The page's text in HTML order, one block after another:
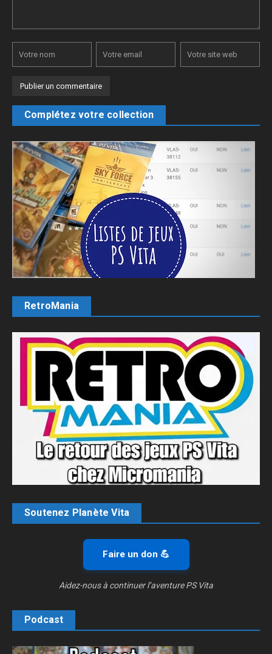
Complétez votre collection
RetroMania
Soutenez Planète Vita
Faire un don 💪
Aidez-nous à continuer l’aventure PS Vita
Podcast